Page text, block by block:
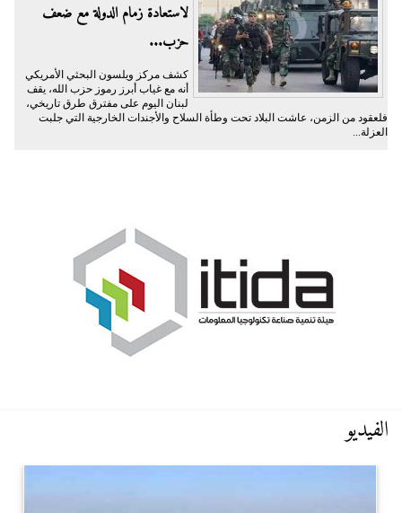
لاستعادة زمام الدولة مع ضعف
حزب...
كشف مركز ويلسون البحثي الأمريكي
أنه مع غياب أبرز رموز حزب الله، يقف
لبنان اليوم على مفترق طرق تاريخي،
فلعقود من الزمن، عاشت البلاد تحت وطأة السلاح والأجندات الخارجية التي جلبت
العزلة...
الفيديو